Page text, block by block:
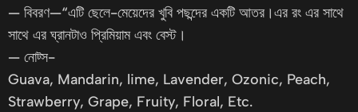
— বিবরণ—“এটি ছেলে-মেয়েদের খুবি পছন্দের একটি আতর।এর রং এর সাথে
সাথে এর ঘ্রানটাও প্রিমিয়াম এবং বেস্ট।
— নোট্স-
Guava, Mandarin, lime, Lavender, Ozonic, Peach,
Strawberry, Grape, Fruity, Floral, Etc.